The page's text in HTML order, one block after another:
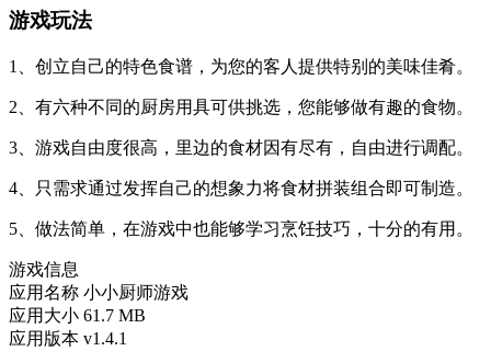
游戏玩法
1、创立自己的特色食谱，为您的客人提供特别的美味佳肴。
2、有六种不同的厨房用具可供挑选，您能够做有趣的食物。
3、游戏自由度很高，里边的食材因有尽有，自由进行调配。
4、只需求通过发挥自己的想象力将食材拼装组合即可制造。
5、做法简单，在游戏中也能够学习烹饪技巧，十分的有用。
游戏信息
应用名称 小小厨师游戏
应用大小 61.7 MB
应用版本 v1.4.1